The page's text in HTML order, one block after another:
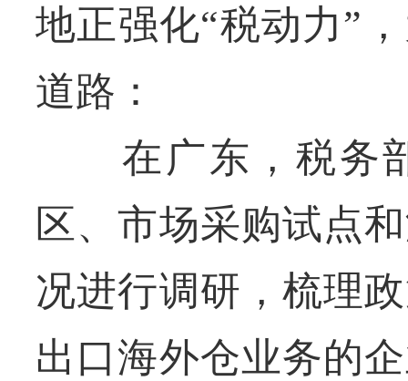
地正强化“税动力”
道路：
在广东，税务部
区、市场采购试点
况进行调研，梳理
出口海外仓业务的